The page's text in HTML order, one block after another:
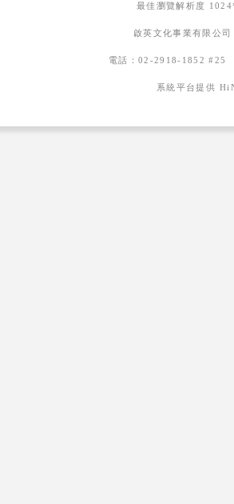
最佳瀏覽解析度
啟英文化事業有限公
電話：02-2918-1852
系統平台提供